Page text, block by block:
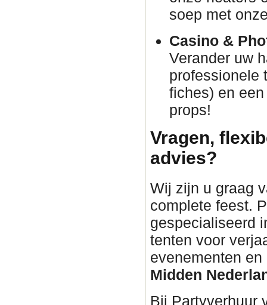
soep met
Casino &
Verander uw
professionele
fiches) en
props!
Vragen,
advies?
Wij zijn u graag
complete feest.
gespecialiseerd
tenten voor
evenementen
Midden
Bij Partyverhuur